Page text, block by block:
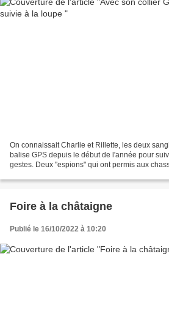
On connaissait Charlie et Rillette, les deux
balise GPS depuis le début de l'année pour
gestes. Deux "espions" qui ont permis aux
Foire à la châtaigne
Publié le 16/10/2022 à 10:20